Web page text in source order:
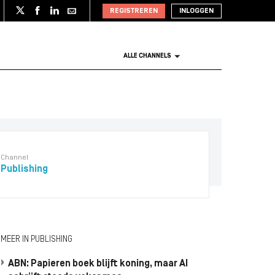
REGISTREREN INLOGGEN
ALLE CHANNELS
Channel
Publishing
MEER IN PUBLISHING
ABN: Papieren boek blijft koning, maar AI